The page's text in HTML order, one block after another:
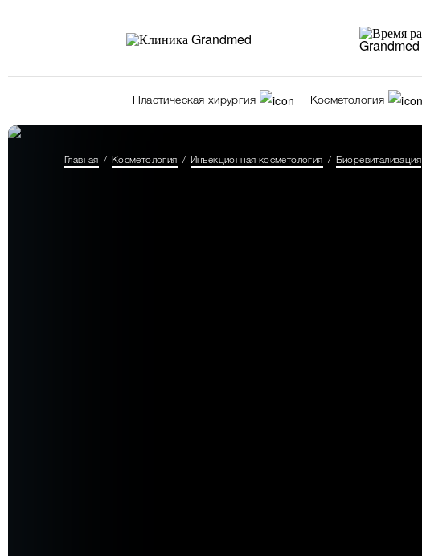
Пластическая хирургия Косметология
Главная Косметология Инъекционная косметология Биоревитализация